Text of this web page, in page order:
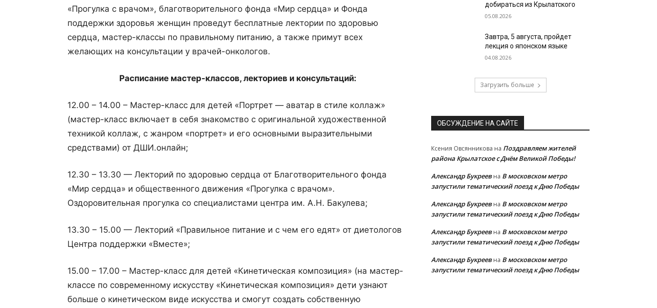
«Прогулка с врачом», благотворительного фонда «Мир сердца» и Фонда
поддержки здоровья женщин проведут бесплатные лектории по здоровью
сердца, мастер-классы по правильному питанию, а также примут всех
желающих на консультации у врачей-онкологов.
Расписание мастер-классов, лекториев и консультаций:
12.00 – 14.00 – Мастер-класс для детей «Портрет — аватар в стиле коллаж»
(мастер-класс включает в себя знакомство с оригинальной художественной
техникой коллаж, с жанром «портрет» и его основными выразительными
средствами) от ДШИ.онлайн;
12.30 – 13.30 — Лекторий по здоровью сердца от Благотворительного фонда
«Мир сердца» и общественного движения «Прогулка с врачом».
Оздоровительная прогулка со специалистами центра им. А.Н. Бакулева;
13.30 – 15.00 — Лекторий «Правильное питание и с чем его едят» от диетологов
Центра поддержки «Вместе»;
15.00 – 17.00 – Мастер-класс для детей «Кинетическая композиция» (на мастер-
классе по современному искусству «Кинетическая композиция» дети узнают
больше о кинетическом виде искусства и смогут создать собственную
добираться из Крылатского
05.08.2026
Завтра, 5 августа, пройдет
лекция о японском языке
04.08.2026
Загрузить больше
ОБСУЖДЕНИЕ НА САЙТЕ
Ксения Овсянникова на Поздравляем жителей
района Крылатское с Днём Великой Победы!
Александр Букреевна В московском метро
запустили тематический поезд к Дню Победы
Александр Букреевна В московском метро
запустили тематический поезд к Дню Победы
Александр Букреевна В московском метро
запустили тематический поезд к Дню Победы
Александр Букреевна В московском метро
запустили тематический поезд к Дню Победы